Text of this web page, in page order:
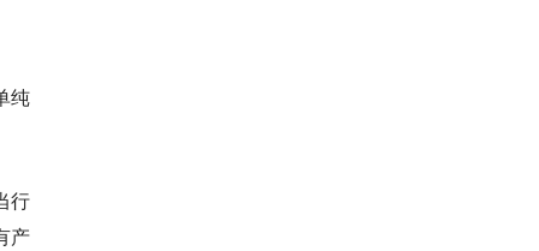
纯
行
产